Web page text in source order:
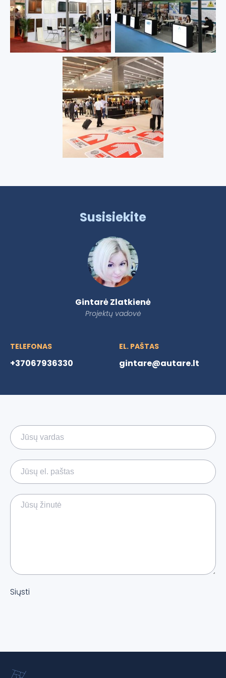
Susisiekite
Gintarė Zlatkienė
Projektų vadovė
TELEFONAS
+37067936330
EL. PAŠTAS
gintare@autare.lt
Siųsti